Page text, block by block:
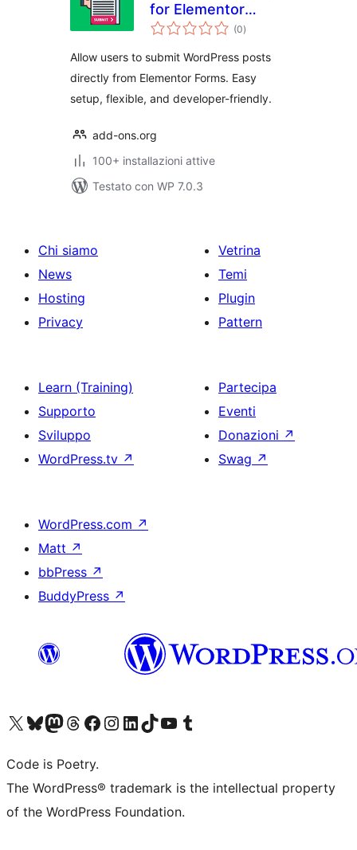
for Elementor
Forms
(0valutazioni
totali
)
Allow users to submit WordPress posts
directly from Elementor Forms. Easy
setup, flexible, and developer-friendly.
add-ons.org
100+ installazioni attive
Testato con WP 7.0.3
Chi siamo
News
Hosting
Privacy
Vetrina
Temi
Plugin
Pattern
Learn (Training)
Supporto
Sviluppo
WordPress.tv ↗
Partecipa
Eventi
Donazioni ↗
Swag ↗
WordPress.com ↗
Matt ↗
bbPress ↗
BuddyPress ↗
Visita il nostro account X (ex Twitter)
Visita il nostro account Bluesky
Visita il nostro account Mastodon
Visita il nostro account Threads
Visita la nostra pagina Facebook
Visita il nostro account Instagram
Visita il nostro account LinkedIn
Visita il nostro account TikTok
Visita il nostro canale YouTube
Visita il nostro account Tumblr
Code is Poetry.
The WordPress® trademark is the intellectual property
of the WordPress Foundation.